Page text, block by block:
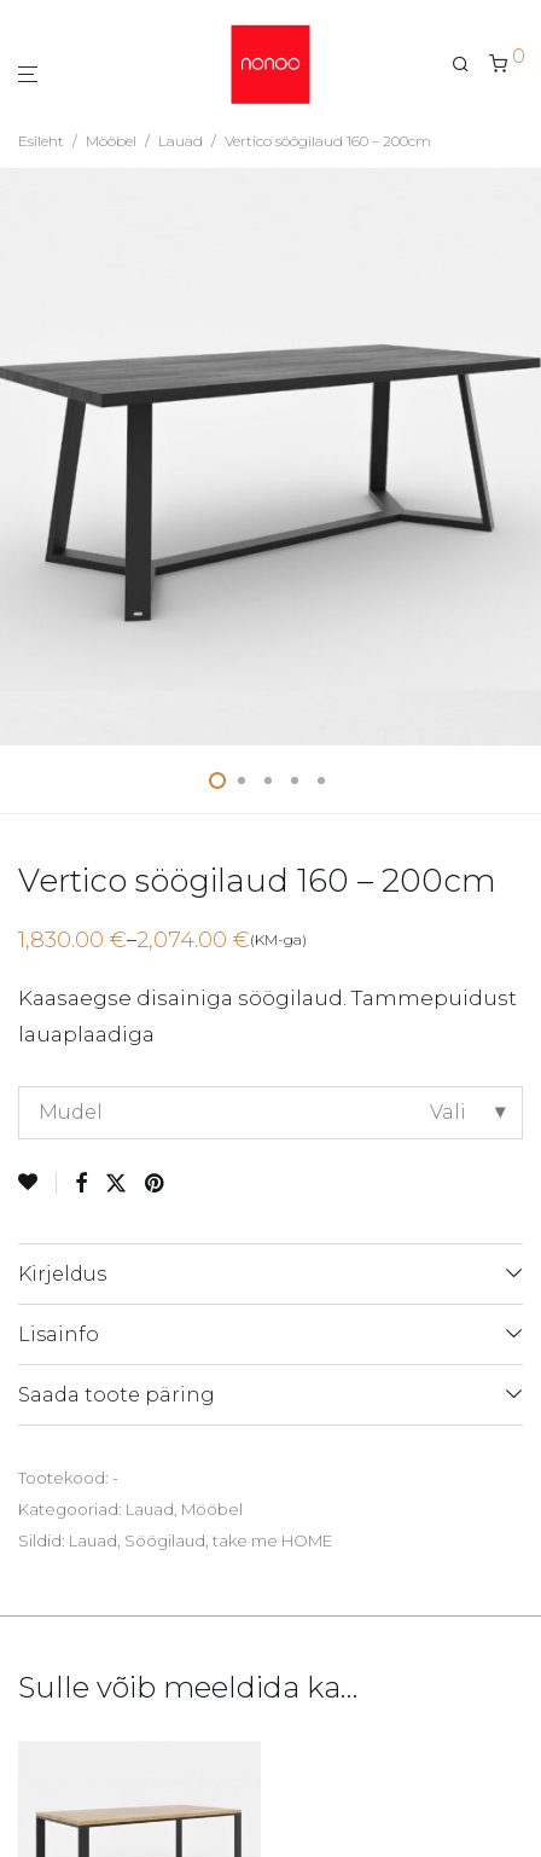
0
Esileht / Mööbel / Lauad / Vertico söögilaud 160 – 200cm
Vertico söögilaud 160 – 200cm
1,830.00 €–2,074.00 €
Price
1,830.00 €
through
2,074.00 €
(KM-ga)
Kaasaegse disainiga söögilaud. Tammepuidust
lauaplaadiga
Mudel Vali
Kirjeldus
Lisainfo
Saada toote päring
Tootekood: -
Kategooriad: Lauad Mööbel
Sildid: Lauad Söögilaud take me HOME
Sulle võib meeldida ka…